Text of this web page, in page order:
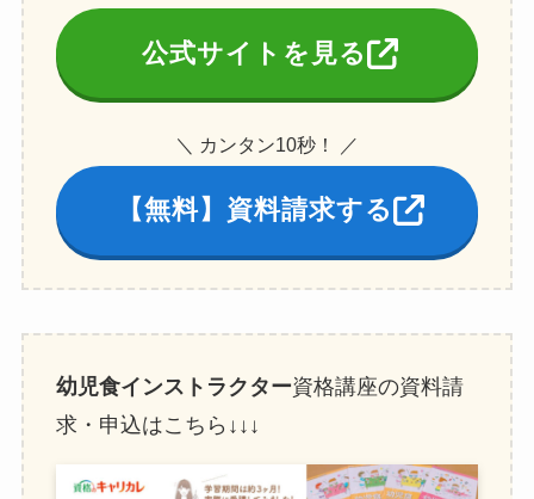
公式サイトを見る
＼ カンタン10秒！ ／
【無料】資料請求する
幼児食インストラクター資格講座の資料請
求・申込はこちら↓↓↓